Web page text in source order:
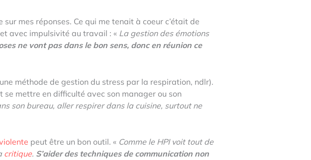
mes réponses. Ce qui me tenait à coeur c’était de
avec impulsivité au travail : « La gestion des émotions
ne vont pas dans le bon sens, donc en réunion ce
méthode de gestion du stress par la respiration, ndlr).
mettre en difficulté avec son manager ou son
son bureau, aller respirer dans la cuisine, surtout ne
peut être un bon outil. « Comme le HPI voit tout de
critique. S’aider des techniques de communication non